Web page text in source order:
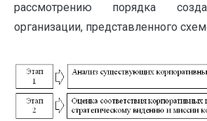
рассмотрению порядка
организации, представленного